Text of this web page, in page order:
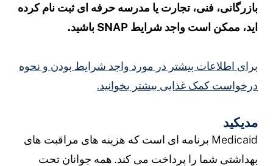
بازرگانی، فنی، تجارت یا مدرسه حرفه ای ثبت نام کرده
اید، ممکن است واجد شرایط SNAP باشید.
برای اطلاعات بیشتر در مورد واجد شرایط بودن و نحوه
درخواست کمک غذایی بیشتر بخوانید.
مدیکید
Medicaid برنامه ای است که هزینه های مراقبت های
بهداشتی شما را پرداخت می کند. همه جوانان تحت